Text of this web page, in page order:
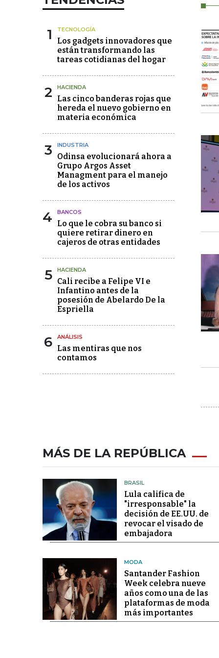
1 TECNOLOGÍA
Los gadgets innovadores que
están transformando las
tareas cotidianas del hogar
2 HACIENDA
Las cinco banderas rojas que
hereda el nuevo gobierno en
materia económica
3 INDUSTRIA
Odinsa evolucionará ahora a
Grupo Argos Asset
Managment para el manejo
de los activos
4 BANCOS
Lo que le cobra su banco si
quiere retirar dinero en
cajeros de otras entidades
5 HACIENDA
Cali recibe a Felipe VI e
Infantino antes de la
posesión de Abelardo De la
Espriella
6 ANÁLISIS
Las mentiras que nos
contamos
MÁS DE LA REPÚBLICA
BRASIL
Lula califica de
"irresponsable" la
decisión de EE.UU. de
revocar el visado de
embajadora
MODA
Santander Fashion
Week celebra nueve
años como una de las
plataformas de moda
más importantes